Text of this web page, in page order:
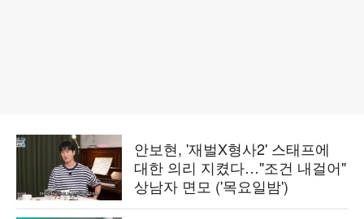
안보현, '재벌X형사2' 스태프에
대한 의리 지켰다…"조건 내걸어"
상남자 면모 ('목요일밤')